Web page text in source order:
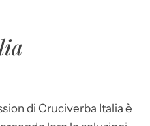
di Cruciverba Italia è